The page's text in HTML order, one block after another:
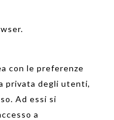
con le preferenze
privata degli utenti,
Ad essi si
a